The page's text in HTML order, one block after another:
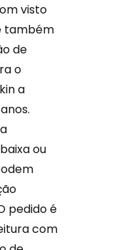
visto
também
de
o
a
ou
pedido é
com